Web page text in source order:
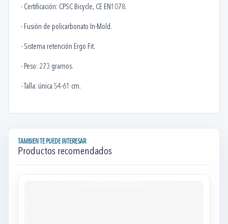
- Certificación: CPSC Bicycle, CE EN1078.
- Fusión de policarbonato In-Mold.
- Sistema retención Ergo Fit.
- Peso: 273 gramos.
- Talla: única 54-61 cm.
TAMBIEN TE PUEDE INTERESAR
Productos recomendados